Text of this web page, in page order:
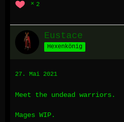
2
Eustace
Hexenkönig
27. Mai 2021
Meet the undead warriors.
Mages WIP.